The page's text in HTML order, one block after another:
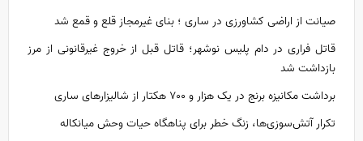
صیانت از اراضی کشاورزی در ساری ؛ بنای غیرمجاز قلع و قمع شد
قاتل فراری در دام پلیس نوشهر؛ قاتل قبل از خروج غیرقانونی از مرز
بازداشت شد
برداشت مکانیزه برنج در یک‌ هزار و ۷۰۰ هکتار از شالیزار‌های ساری
تکرار آتش‌سوزی‌ها، زنگ خطر برای پناهگاه حیات وحش میانکاله